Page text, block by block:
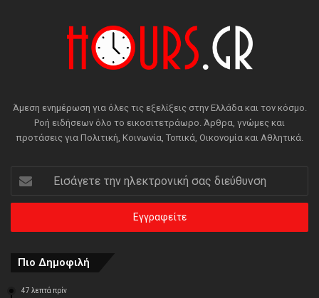
Άμεση ενημέρωση για όλες τις εξελίξεις στην Ελλάδα και τον κόσμο.
Ροή ειδήσεων όλο το εικοσιτετράωρο. Άρθρα, γνώμες και
προτάσεις για Πολιτική, Κοινωνία, Τοπικά, Οικονομία και Αθλητικά.
την
ηλεκτρονική
διεύθυνση
Πιο Δημοφιλή
47 λεπτά πρίν